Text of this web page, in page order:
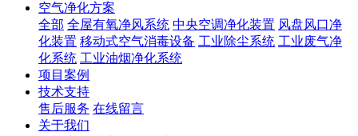
空气净化方案
全部 全屋有氧净风系统 中央空调净化装置 风盘风口净
化装置 移动式空气消毒设备 工业除尘系统 工业废气净
化系统 工业油烟净化系统
项目案例
技术支持
售后服务 在线留言
关于我们